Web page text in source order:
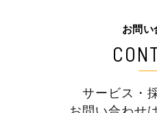
お問い
サービス・